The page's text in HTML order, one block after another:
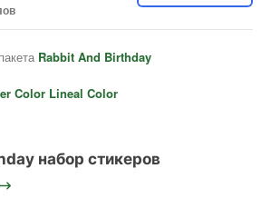
Rabbit And Birthday
Color Lineal Color
набор стикеров